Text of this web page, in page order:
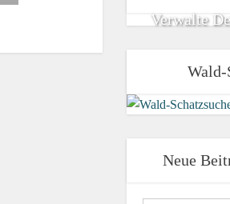
Verwalte
Wald-
Neue